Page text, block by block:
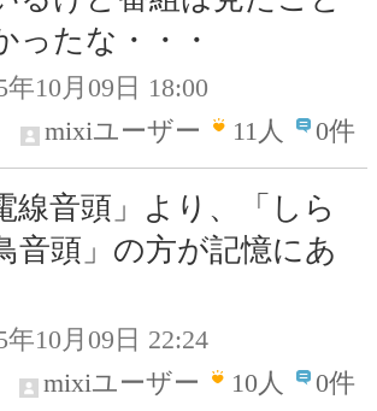
ったな・・・
年10月09日 18:00
mixiユーザー
11人 0件
線音頭」より、「しら
音頭」の方が記憶にあ
年10月09日 22:24
mixiユーザー
10人 0件